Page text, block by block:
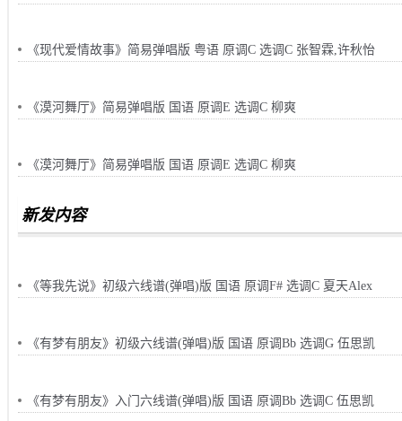
《现代爱情故事》简易弹唱版 粤语 原调C 选调C 张智霖,许秋怡
《漠河舞厅》简易弹唱版 国语 原调E 选调C 柳爽
《漠河舞厅》简易弹唱版 国语 原调E 选调C 柳爽
新发内容
《等我先说》初级六线谱(弹唱)版 国语 原调F# 选调C 夏天Alex
《有梦有朋友》初级六线谱(弹唱)版 国语 原调Bb 选调G 伍思凯
《有梦有朋友》入门六线谱(弹唱)版 国语 原调Bb 选调C 伍思凯